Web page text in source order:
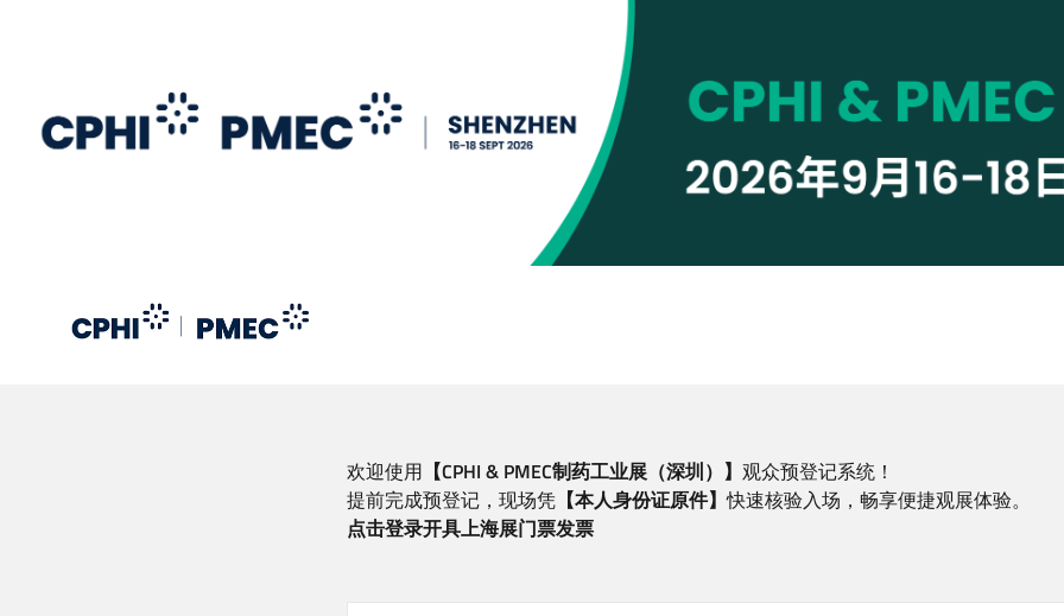
欢迎使用 【CPHI & PMEC制药工业展（深圳）】 观众预登记系统！
提前完成预登记，现场凭 【本人身份证原件】快速核验入场，畅享便捷观展体验。
点击登录开具上海展门票发票